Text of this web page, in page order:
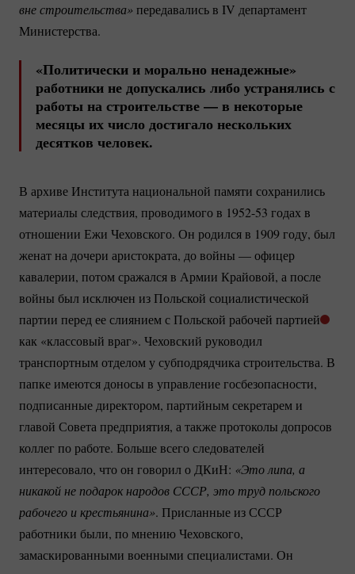
вне строительства» передавались в IV департамент
Министерства.
«Политически и морально ненадежные»
работники не допускались либо устранялись с
работы на строительстве — в некоторые
месяцы их число достигало нескольких
десятков человек.
В архиве Института национальной памяти сохранились
материалы следствия, проводимого в 1952-53 годах в
отношении Ежи Чеховского. Он родился в 1909 году, был
женат на дочери аристократа, до войны — офицер
кавалерии, потом сражался в Армии Крайовой, а после
войны был исключен из Польской социалистической
партии перед ее слиянием с Польской рабочей партией
как «классовый враг». Чеховский руководил
транспортным отделом у субподрядчика строительства. В
папке имеются доносы в управление госбезопасности,
подписанные директором, партийным секретарем и
главой Совета предприятия, а также протоколы допросов
коллег по работе. Больше всего следователей
интересовало, что он говорил о ДКиН: «Это липа, а
никакой не подарок народов СССР, это труд польского
рабочего и крестьянина». Присланные из СССР
работники были, по мнению Чеховского,
замаскированными военными специалистами. Он